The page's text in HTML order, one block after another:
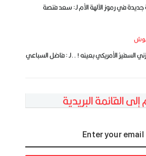
جديدة في رموز الآلهة الأم لـ: سعد فنصة
السفيرُ الأمريكي بعينه ! ..لـ : فاضل السباعي
القائمة البريدية